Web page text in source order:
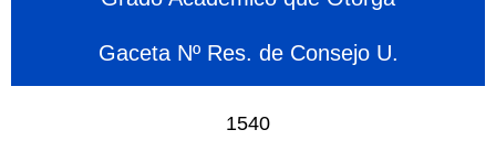
Gaceta Nº Res. de Consejo U.
1540